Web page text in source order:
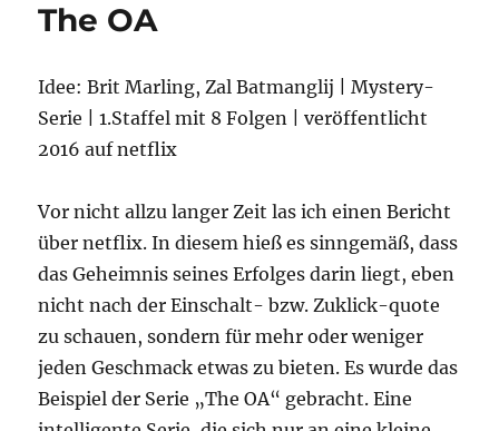
The OA
Idee: Brit Marling, Zal Batmanglij | Mystery-
Serie | 1.Staffel mit 8 Folgen | veröffentlicht
2016 auf netflix
Vor nicht allzu langer Zeit las ich einen Bericht
über netflix. In diesem hieß es sinngemäß, dass
das Geheimnis seines Erfolges darin liegt, eben
nicht nach der Einschalt- bzw. Zuklick-quote
zu schauen, sondern für mehr oder weniger
jeden Geschmack etwas zu bieten. Es wurde das
Beispiel der Serie „The OA“ gebracht. Eine